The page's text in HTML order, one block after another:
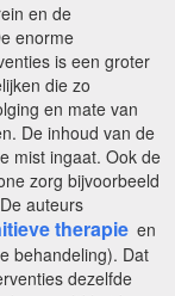
en de
enorme
is een groter
die zo
en mate van
De inhoud van de
mist ingaat. Ook de
zorg bijvoorbeeld
auteurs
therapie en
behandeling). Dat
dezelfde